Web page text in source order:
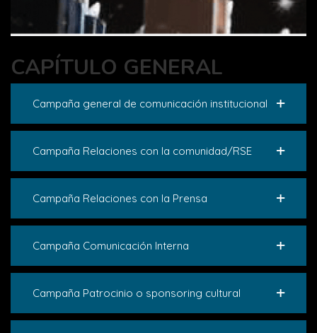
CAPÍTULO GENERAL
Campaña general de comunicación institucional
Campaña Relaciones con la comunidad/RSE
Campaña Relaciones con la Prensa
Campaña Comunicación Interna
Campaña Patrocinio o sponsoring cultural